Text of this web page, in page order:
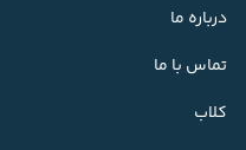
درباره ما
تماس با ما
کلاب